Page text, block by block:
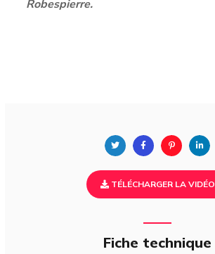
Robespierre.
TÉLÉCHARGER LA VIDÉO
Fiche technique